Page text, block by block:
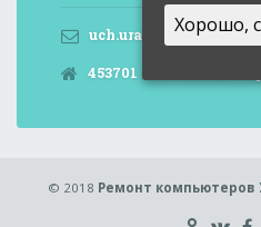
uch.ural@doctorrb.ru
453701 РБ, Учалы,
© 2018 Ремонт компьютеров
Хорошо,